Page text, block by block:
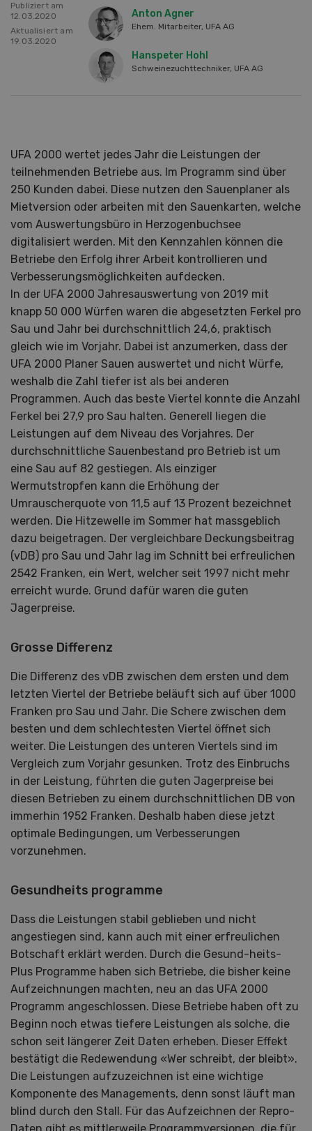
Publiziert am
12.03.2020
Aktualisiert am
19.03.2020
Anton Agner
Ehem. Mitarbeiter, UFA AG
Hanspeter Hohl
Schweinezuchttechniker, UFA AG
UFA 2000 wertet jedes Jahr die Leistungen der
teilnehmenden Betriebe aus. Im Programm sind über
250 Kunden dabei. Diese nutzen den Sauenplaner als
Mietversion oder arbeiten mit den Sauenkarten, welche
vom Auswertungsbüro in Herzogenbuchsee
digitalisiert werden. Mit den Kennzahlen können die
Betriebe den Erfolg ihrer Arbeit kontrollieren und
Verbesserungsmöglichkeiten aufdecken.
In der UFA 2000 Jahresauswertung von 2019 mit
knapp 50 000 Würfen waren die abgesetzten Ferkel pro
Sau und Jahr bei durchschnittlich 24,6, praktisch
gleich wie im Vorjahr. Dabei ist anzumerken, dass der
UFA 2000 Planer Sauen auswertet und nicht Würfe,
weshalb die Zahl tiefer ist als bei anderen
Programmen. Auch das beste Viertel konnte die Anzahl
Ferkel bei 27,9 pro Sau halten. Generell liegen die
Leistungen auf dem Niveau des Vorjahres. Der
durchschnittliche Sauenbestand pro Betrieb ist um
eine Sau auf 82 gestiegen. Als einziger
Wermutstropfen kann die Erhöhung der
Umrauscherquote von 11,5 auf 13 Prozent bezeichnet
werden. Die Hitzewelle im Sommer hat massgeblich
dazu beigetragen. Der vergleichbare Deckungsbeitrag
(vDB) pro Sau und Jahr lag im Schnitt bei erfreulichen
2542 Franken, ein Wert, welcher seit 1997 nicht mehr
erreicht wurde. Grund dafür waren die guten
Jagerpreise.
Grosse Differenz
Die Differenz des vDB zwischen dem ersten und dem
letzten Viertel der Betriebe beläuft sich auf über 1000
Franken pro Sau und Jahr. Die Schere zwischen dem
besten und dem schlechtesten Viertel öffnet sich
weiter. Die Leistungen des unteren Viertels sind im
Vergleich zum Vorjahr gesunken. Trotz des Einbruchs
in der Leistung, führten die guten Jagerpreise bei
diesen Betrieben zu einem durchschnittlichen DB von
immerhin 1952 Franken. Deshalb haben diese jetzt
optimale Bedingungen, um Verbesserungen
vorzunehmen.
Gesundheits programme
Dass die Leistungen stabil geblieben und nicht
angestiegen sind, kann auch mit einer erfreulichen
Botschaft erklärt werden. Durch die Gesund-heits-
Plus Programme haben sich Betriebe, die bisher keine
Aufzeichnungen machten, neu an das UFA 2000
Programm angeschlossen. Diese Betriebe haben oft zu
Beginn noch etwas tiefere Leistungen als solche, die
schon seit längerer Zeit Daten erheben. Dieser Effekt
bestätigt die Redewendung «Wer schreibt, der bleibt».
Die Leistungen aufzuzeichnen ist eine wichtige
Komponente des Managements, denn sonst läuft man
blind durch den Stall. Für das Aufzeichnen der Repro-